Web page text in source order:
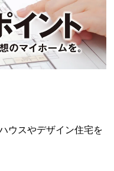
ウスやデザイン住宅を